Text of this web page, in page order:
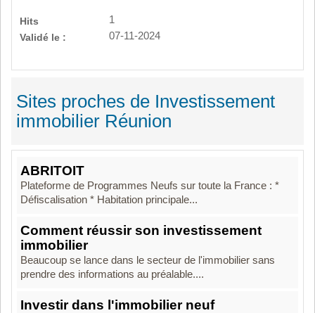
Hits
1
Validé le :
07-11-2024
Sites proches de Investissement
immobilier Réunion
ABRITOIT
Plateforme de Programmes Neufs sur toute la France : *
Défiscalisation * Habitation principale...
Comment réussir son investissement
immobilier
Beaucoup se lance dans le secteur de l'immobilier sans
prendre des informations au préalable....
Investir dans l'immobilier neuf